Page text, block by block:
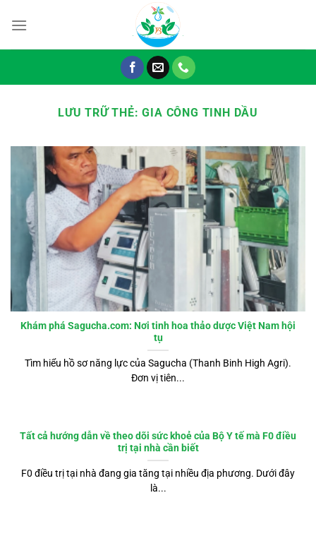
đến
LƯU TRỮ THẺ:GIA CÔNG TINH DẦU
Khám phá Sagucha.com: Nơi tinh hoa thảo dược Việt Nam hội
tụ
Tìm hiểu hồ sơ năng lực của Sagucha (Thanh Binh High Agri).
Đơn vị tiên...
Tất cả hướng dẫn về theo dõi sức khoẻ của Bộ Y tế mà F0 điều
trị tại nhà cần biết
F0 điều trị tại nhà đang gia tăng tại nhiều địa phương. Dưới đây
là...